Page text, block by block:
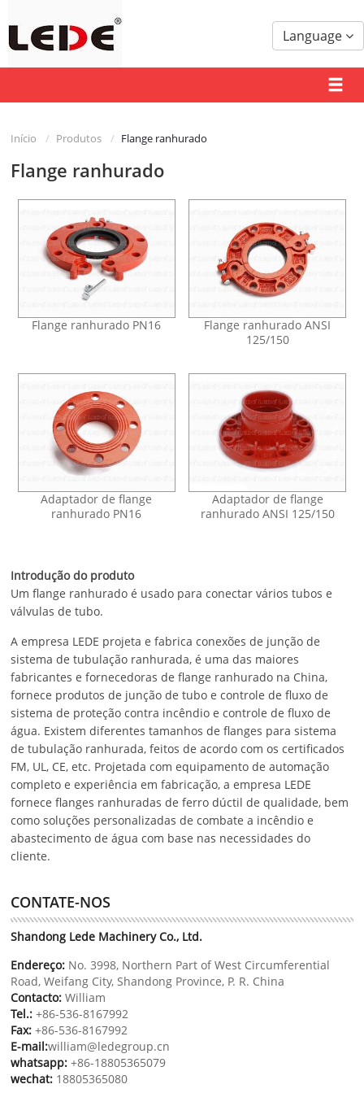
Language
Início Produtos Flange ranhurado
Flange ranhurado
Flange ranhurado PN16
Flange ranhurado ANSI
125/150
Adaptador de flange
ranhurado PN16
Adaptador de flange
ranhurado ANSI 125/150
Introdução do produto
Um flange ranhurado é usado para conectar vários tubos e
válvulas de tubo.
A empresa LEDE projeta e fabrica conexões de junção de
sistema de tubulação ranhurada, é uma das maiores
fabricantes e fornecedoras de flange ranhurado na China,
fornece produtos de junção de tubo e controle de fluxo de
sistema de proteção contra incêndio e controle de fluxo de
água. Existem diferentes tamanhos de flanges para sistema
de tubulação ranhurada, feitos de acordo com os certificados
FM, UL, CE, etc. Projetada com equipamento de automação
completo e experiência em fabricação, a empresa LEDE
fornece flanges ranhuradas de ferro dúctil de qualidade, bem
como soluções personalizadas de combate a incêndio e
abastecimento de água com base nas necessidades do
cliente.
CONTATE-NOS
Shandong Lede Machinery Co., Ltd.
Endereço: No. 3998, Northern Part of West Circumferential
Road, Weifang City, Shandong Province, P. R. China
Contacto: William
Tel.: +86-536-8167992
Fax: +86-536-8167992
E-mail:william@ledegroup.cn
whatsapp: +86-18805365079
wechat: 18805365080